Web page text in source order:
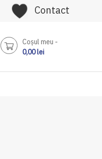
Contact
Coşul meu
0,00 lei